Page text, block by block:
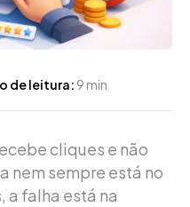
de leitura: 9 min
cliques e não
nem sempre está no
a falha está na